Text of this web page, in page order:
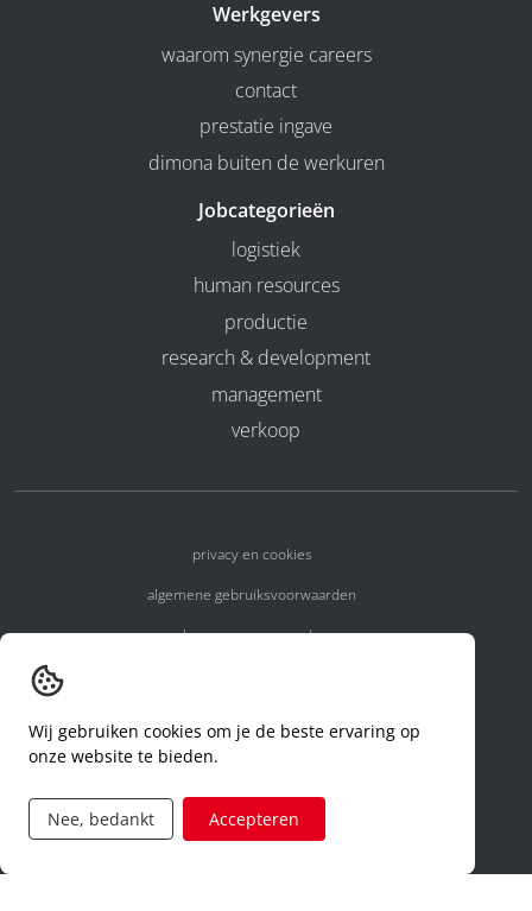
Werkgevers
waarom synergie careers
contact
prestatie ingave
dimona buiten de werkuren
Jobcategorieën
logistiek
human resources
productie
research & development
management
verkoop
privacy en cookies
algemene gebruiksvoorwaarden
algemene voorwaarden
code of conduct
aanvraag rechten ivm privacy
Wij gebruiken cookies om je de beste ervaring op
onze website te bieden.
Nee, bedankt Accepteren